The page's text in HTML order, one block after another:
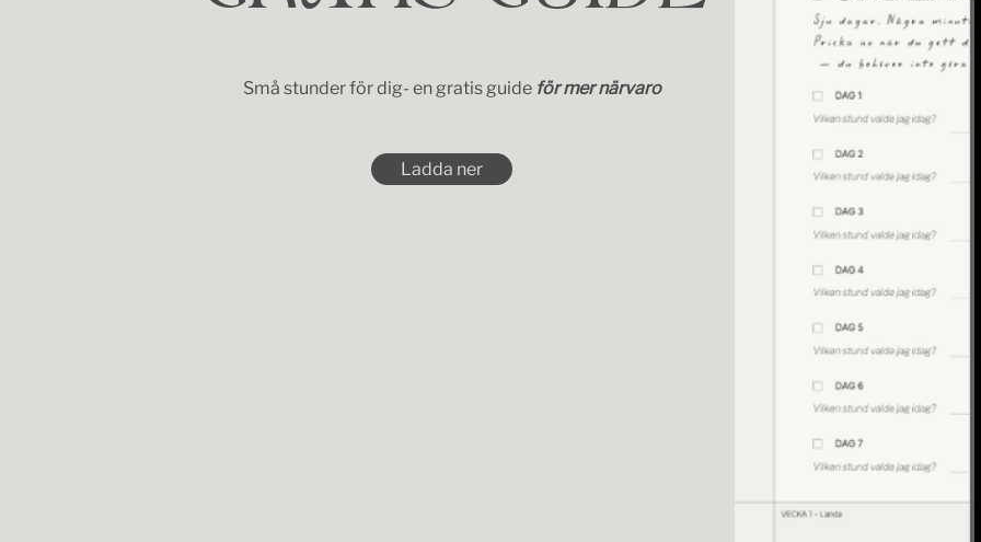
Små stunder för dig- en gratis guide för mer närvaro
Ladda ner